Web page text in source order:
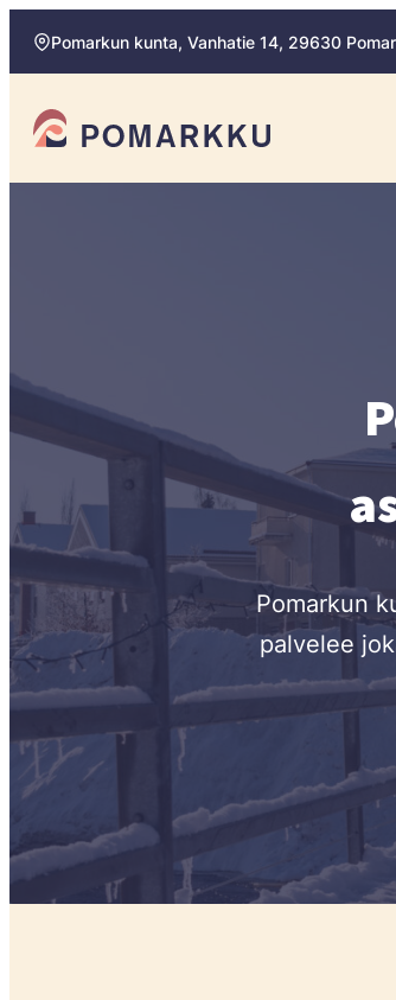
Siirry
suoraan
sisältöön
Pomarkun kunta, Vanhatie 14, 29630
Pomarkun kunta
Pomarkun
palvelee